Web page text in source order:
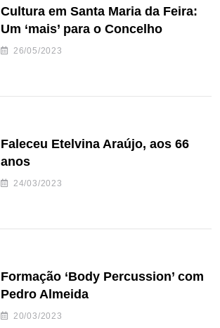
Cultura em Santa Maria da Feira:
Um ‘mais’ para o Concelho
26/05/2023
Faleceu Etelvina Araújo, aos 66
anos
24/03/2023
Formação ‘Body Percussion’ com
Pedro Almeida
20/03/2023